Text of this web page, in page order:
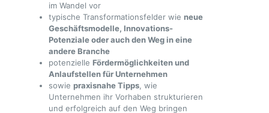
im Wandel vor
typische Transformationsfelder wie neue
Geschäftsmodelle, Innovations-
Potenziale oder auch den Weg in eine
andere Branche
potenzielle Fördermöglichkeiten und
Anlaufstellen für Unternehmen
sowie praxisnahe Tipps, wie
Unternehmen ihr Vorhaben strukturieren
und erfolgreich auf den Weg bringen